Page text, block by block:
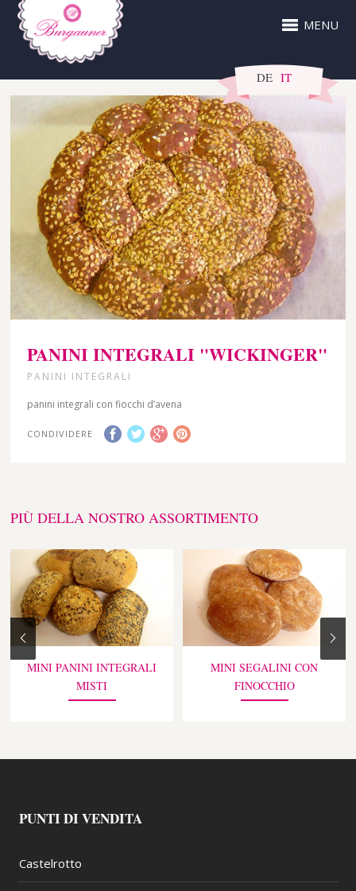
MENU
DE IT
PANINI INTEGRALI "WICKINGER"
PANINI INTEGRALI
panini integrali con fiocchi d’avena
CONDIVIDERE
PIÙ DELLA NOSTRO ASSORTIMENTO
MINI PANINI INTEGRALI
MISTI
MINI SEGALINI CON
FINOCCHIO
PUNTI DI VENDITA
Castelrotto